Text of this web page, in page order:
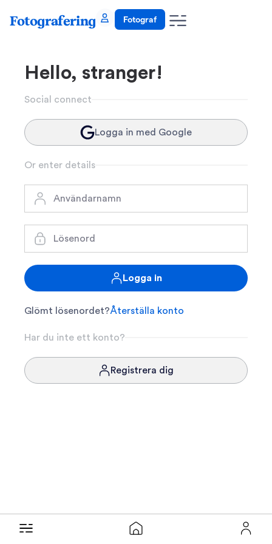
Fotografering Fotograf
Hello, stranger!
Social connect
Logga in med Google
Or enter details
Logga in
Glömt lösenordet?Återställa konto
Har du inte ett konto?
Registrera dig